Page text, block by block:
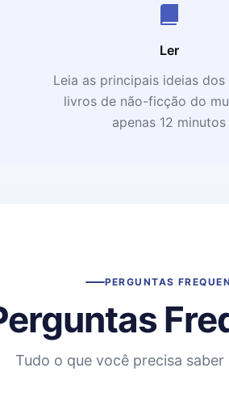
Ler
Leia as principais ideias dos
livros de não-ficção do
apenas 12 minutos
PERGUNTAS
Tudo o que você precisa saber